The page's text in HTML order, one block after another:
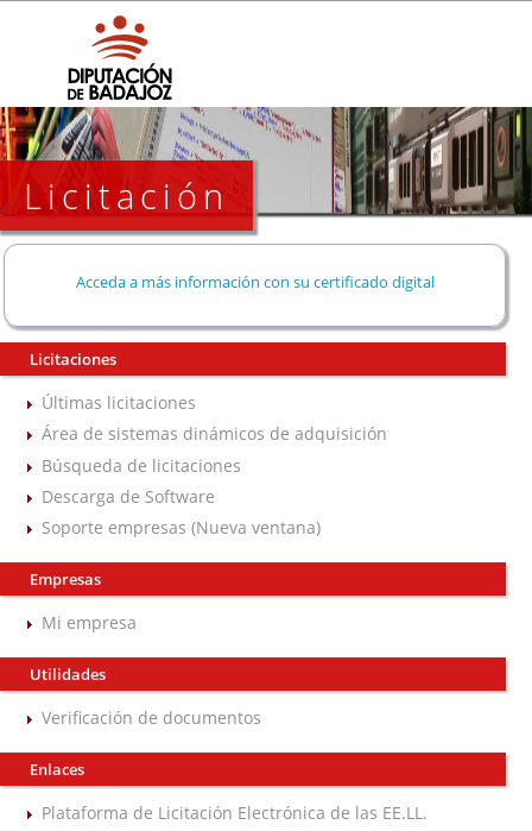
Licitación
Acceda a más información con su certificado digital
Licitaciones
Últimas licitaciones
Área de sistemas dinámicos de adquisición
Búsqueda de licitaciones
Descarga de Software
Soporte empresas (Nueva ventana)
Empresas
Mi empresa
Utilidades
Verificación de documentos
Enlaces
Plataforma de Licitación Electrónica de las EE.LL.